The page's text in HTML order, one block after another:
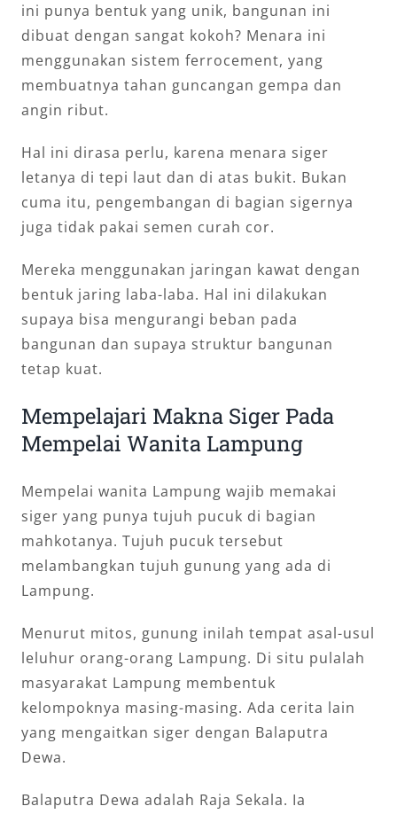
ini punya bentuk yang unik, bangunan ini
dibuat dengan sangat kokoh? Menara ini
menggunakan sistem ferrocement, yang
membuatnya tahan guncangan gempa dan
angin ribut.
Hal ini dirasa perlu, karena menara siger
letanya di tepi laut dan di atas bukit. Bukan
cuma itu, pengembangan di bagian sigernya
juga tidak pakai semen curah cor.
Mereka menggunakan jaringan kawat dengan
bentuk jaring laba-laba. Hal ini dilakukan
supaya bisa mengurangi beban pada
bangunan dan supaya struktur bangunan
tetap kuat.
Mempelajari Makna Siger Pada
Mempelai Wanita Lampung
Mempelai wanita Lampung wajib memakai
siger yang punya tujuh pucuk di bagian
mahkotanya. Tujuh pucuk tersebut
melambangkan tujuh gunung yang ada di
Lampung.
Menurut mitos, gunung inilah tempat asal-usul
leluhur orang-orang Lampung. Di situ pulalah
masyarakat Lampung membentuk
kelompoknya masing-masing. Ada cerita lain
yang mengaitkan siger dengan Balaputra
Dewa.
Balaputra Dewa adalah Raja Sekala. Ia